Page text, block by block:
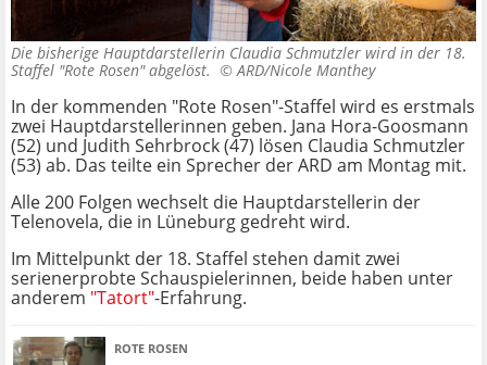
Die bisherige Hauptdarstellerin Claudia Schmutzler wird in der 18.
Staffel "Rote Rosen" abgelöst. ©ARD/Nicole Manthey
In der kommenden "Rote Rosen"-Staffel wird es erstmals
zwei Hauptdarstellerinnen geben. Jana Hora-Goosmann
(52) und Judith Sehrbrock (47) lösen Claudia Schmutzler
(53) ab. Das teilte ein Sprecher der ARD am Montag mit.
Alle 200 Folgen wechselt die Hauptdarstellerin der
Telenovela, die in Lüneburg gedreht wird.
Im Mittelpunkt der 18. Staffel stehen damit zwei
serienerprobte Schauspielerinnen, beide haben unter
anderem "Tatort"-Erfahrung.
ROTE ROSEN